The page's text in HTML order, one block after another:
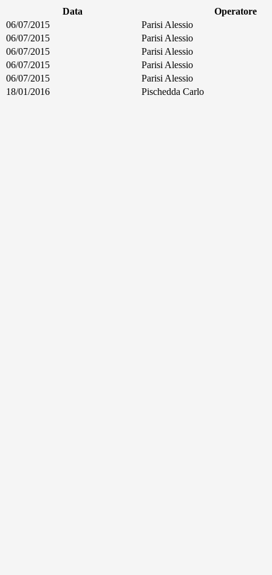
Data
Operatore
06/07/2015
Parisi Alessio
06/07/2015
Parisi Alessio
06/07/2015
Parisi Alessio
06/07/2015
Parisi Alessio
06/07/2015
Parisi Alessio
18/01/2016
Pischedda Carlo